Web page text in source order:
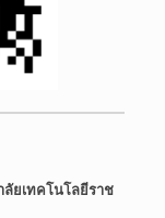
ยเทคโนโลยีราช